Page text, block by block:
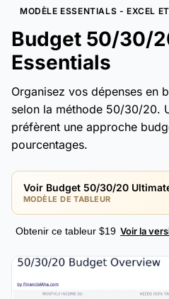
MODÈLE ESSENTIALS - EXCEL
Budget 50/30/
Essentials
Organisez vos dépenses en
selon la méthode 50/30/20.
préfèrent une approche
pourcentages.
Voir Budget 50/30/20
MODÈLE DE TABLEUR
Obtenir ce tableur $19 Voir la